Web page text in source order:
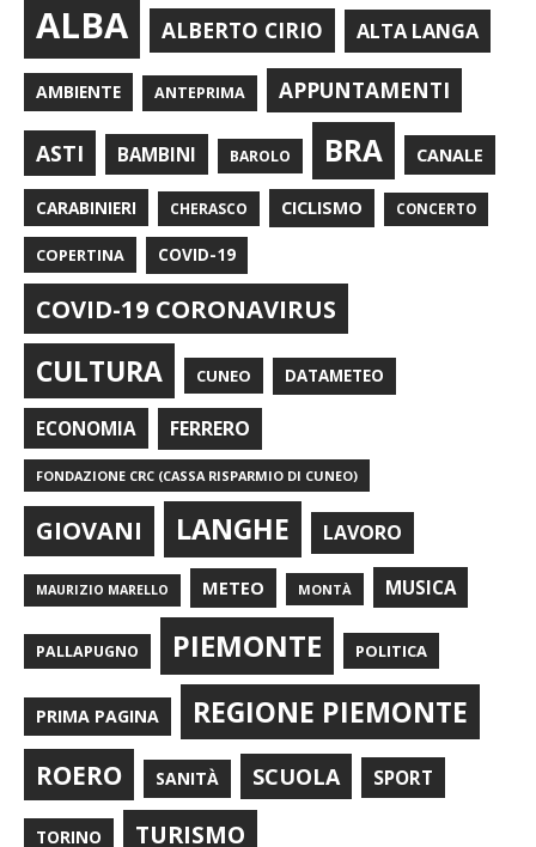
ALBA ALBERTO CIRIO ALTA LANGA
AMBIENTE ANTEPRIMA APPUNTAMENTI
ASTI BAMBINI BAROLO BRA CANALE
CARABINIERI CHERASCO CICLISMO CONCERTO
COPERTINA COVID-19
COVID-19 CORONAVIRUS
CULTURA CUNEO DATAMETEO
ECONOMIA FERRERO
FONDAZIONE CRC (CASSA RISPARMIO DI CUNEO)
GIOVANI LANGHE LAVORO
MAURIZIO MARELLO METEO MONTÀ MUSICA
PALLAPUGNO PIEMONTE POLITICA
PRIMA PAGINA REGIONE PIEMONTE
ROERO SANITÀ SCUOLA SPORT
TORINO TURISMO